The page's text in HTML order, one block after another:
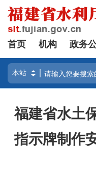
首页 机构 政务
福建省水土
指示牌制作